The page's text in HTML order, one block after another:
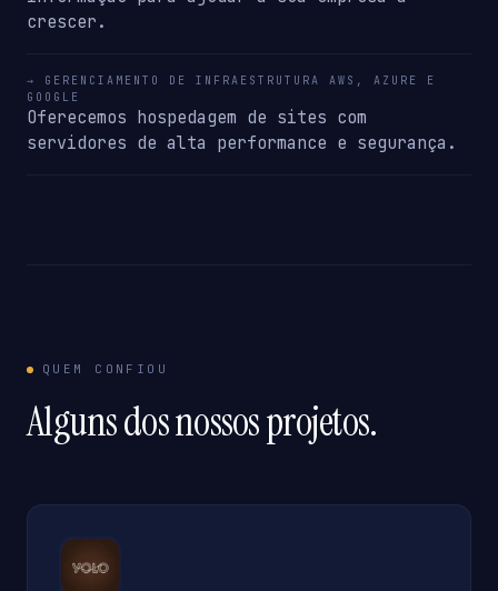
crescer.
→ GERENCIAMENTO DE INFRAESTRUTURA AWS, AZURE E
GOOGLE
Oferecemos hospedagem de sites com
servidores de alta performance e segurança.
QUEM CONFIOU
Alguns dos nossos projetos.